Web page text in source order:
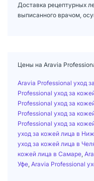
Доставка рецептурных
выписанного врачом,
Цены на Aravia
Aravia Professional уход
Professional уход за
Professional уход за
Professional уход за
Professional уход за
уход за кожей лица в
уход за кожей лица в
кожей лица в Самаре
Уфе Aravia Professional